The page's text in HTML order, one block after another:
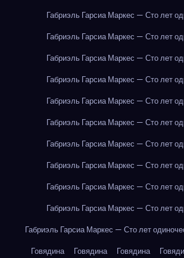
Габриэль Гарсиа Маркес — Сто лет
Габриэль Гарсиа Маркес — Сто лет
Габриэль Гарсиа Маркес — Сто лет
Габриэль Гарсиа Маркес — Сто лет
Габриэль Гарсиа Маркес — Сто лет
Габриэль Гарсиа Маркес — Сто лет
Габриэль Гарсиа Маркес — Сто лет
Габриэль Гарсиа Маркес — Сто лет
Габриэль Гарсиа Маркес — Сто лет
Габриэль Гарсиа Маркес — Сто лет
Габриэль Гарсиа Маркес — Сто лет
Говядина
Говядина Говядина